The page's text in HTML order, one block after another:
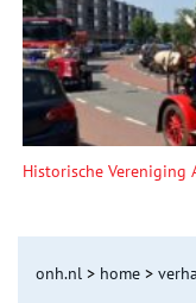
Historische Vereniging
onh.nl > home >